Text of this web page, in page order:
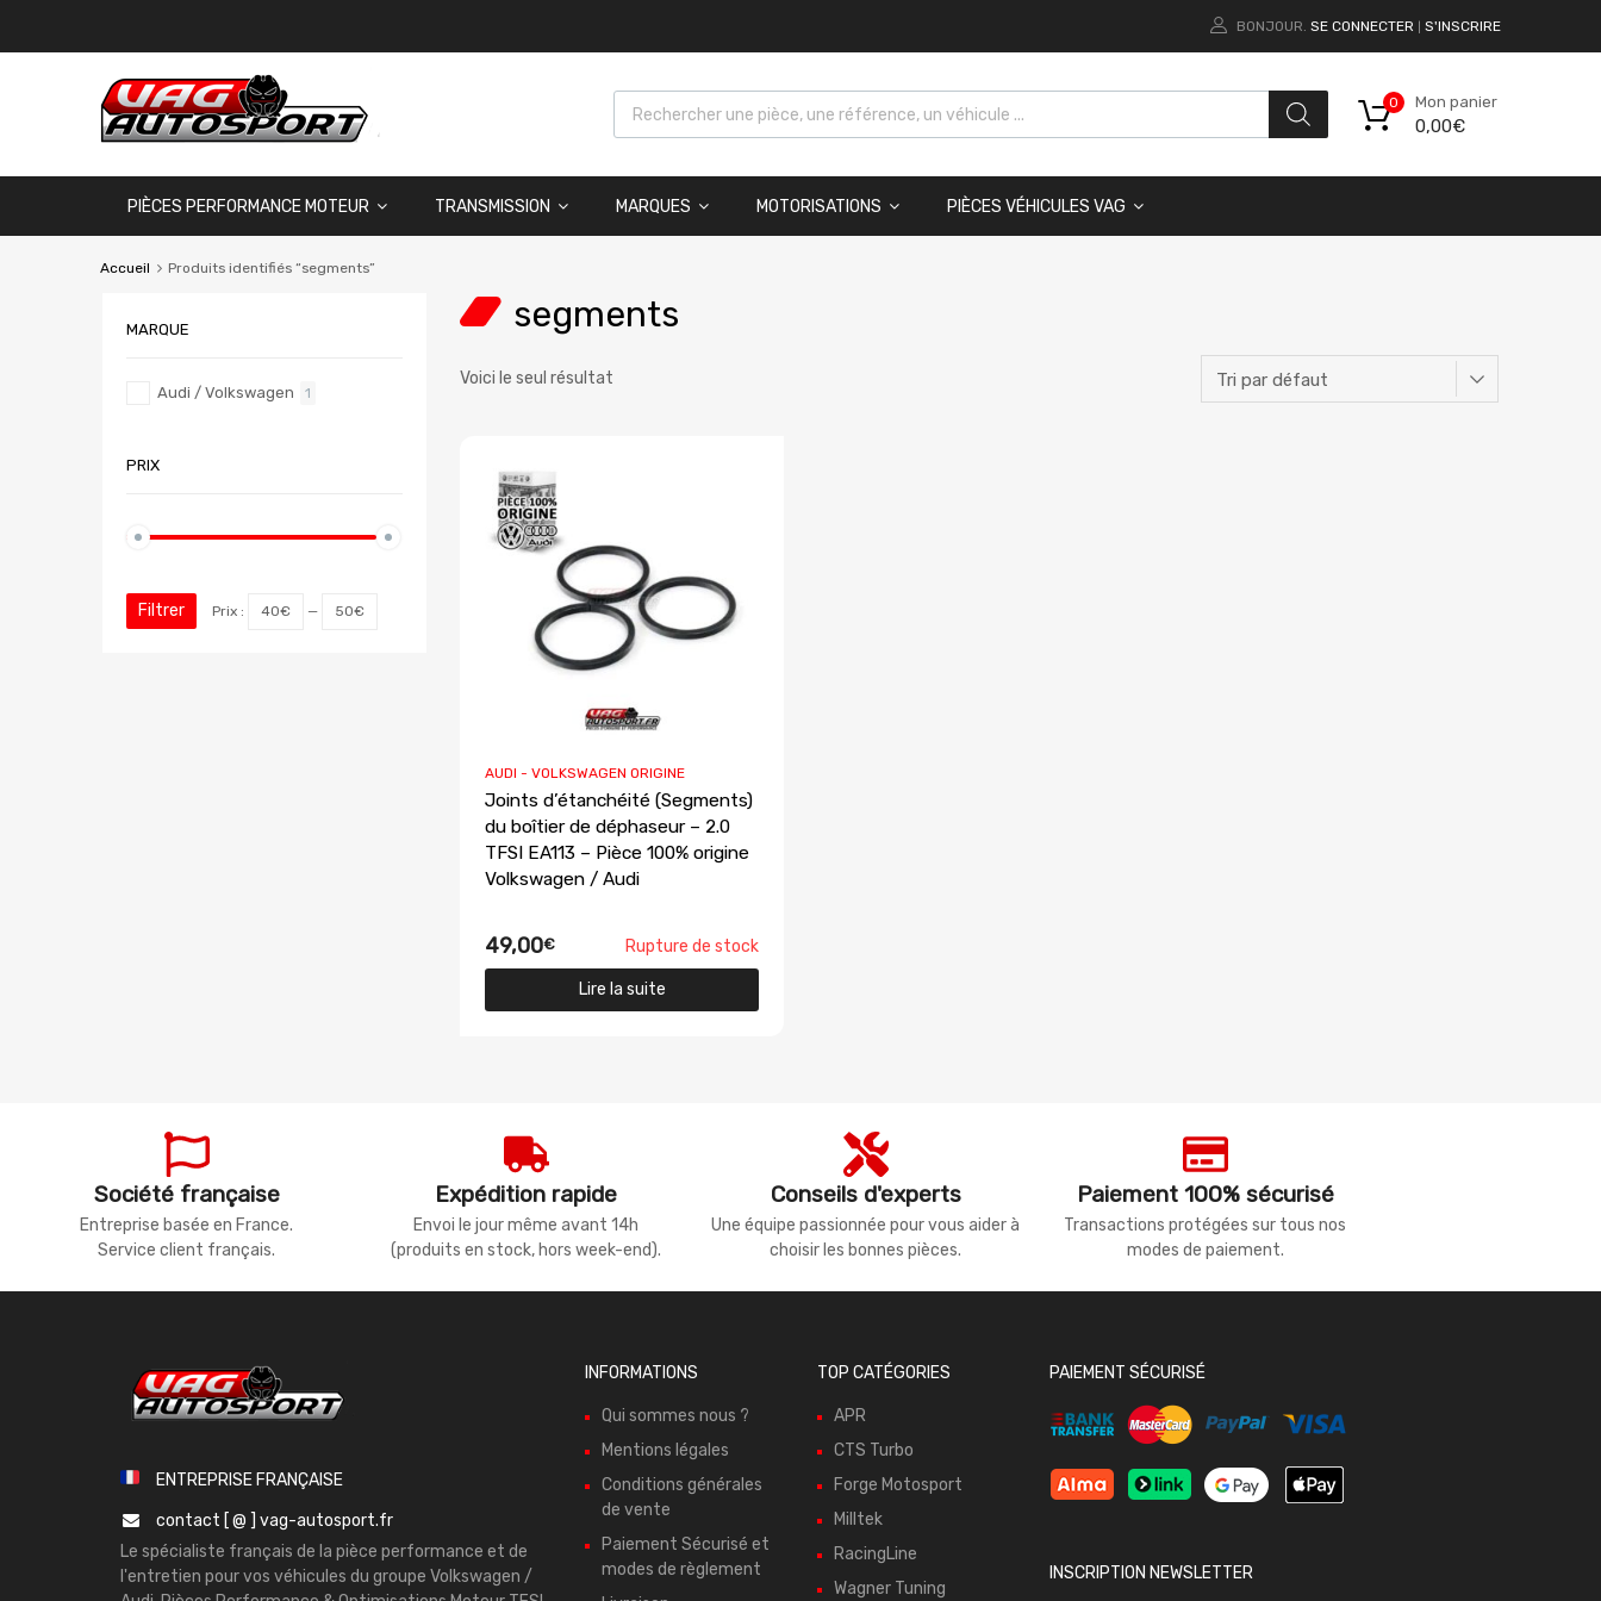
BONJOUR. SE CONNECTER S'INSCRIRE
Mon panier
0,00€
0
PIÈCES PERFORMANCE MOTEUR TRANSMISSION MARQUES MOTORISATIONS PIÈCES VÉHICULES VAG
Accueil Produits identifiés “segments”
segments
Voici le seul résultat
AUDI - VOLKSWAGEN ORIGINE
Joints d’étanchéité (Segments)
du boîtier de déphaseur – 2.0
TFSI EA113 – Pièce 100% origine
Volkswagen / Audi
49,00€ Rupture de stock
Lire la suite
MARQUE
Audi / Volkswagen 1
PRIX
Filtrer Prix : 40€ — 50€
Société française
Entreprise basée en France.
Service client français.
Expédition rapide
Envoi le jour même avant 14h
(produits en stock, hors week-end).
Conseils d'experts
Une équipe passionnée pour vous aider à
choisir les bonnes pièces.
Paiement 100% sécurisé
Transactions protégées sur tous nos
modes de paiement.
ENTREPRISE FRANÇAISE
contact [ @ ] vag-autosport.fr
Le spécialiste français de la pièce performance et de
l'entretien pour vos véhicules du groupe Volkswagen /
INFORMATIONS
Qui sommes nous ?
Mentions légales
Conditions générales
de vente
Paiement Sécurisé et
modes de règlement
TOP CATÉGORIES
APR
CTS Turbo
Forge Motosport
Milltek
RacingLine
Wagner Tuning
PAIEMENT SÉCURISÉ
INSCRIPTION NEWSLETTER